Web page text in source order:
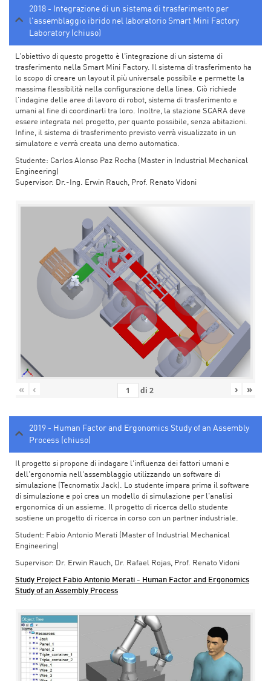
2018 - Integrazione di un sistema di trasferimento per
l'assemblaggio ibrido nel laboratorio Smart Mini Factory
Laboratory (chiuso)
L'obiettivo di questo progetto è l'integrazione di un sistema di
trasferimento nella Smart Mini Factory. Il sistema di trasferimento ha
lo scopo di creare un layout il più universale possibile e permette la
massima flessibilità nella configurazione della linea. Ciò richiede
l'indagine delle aree di lavoro di robot, sistema di trasferimento e
umani al fine di coordinarli tra loro. Inoltre, la stazione SCARA deve
essere integrata nel progetto, per quanto possibile, senza abitazioni.
Infine, il sistema di trasferimento previsto verrà visualizzato in un
simulatore e verrà creata una demo automatica.
Studente: Carlos Alonso Paz Rocha (Master in Industrial Mechanical
Engineering)
Supervisor: Dr.-Ing. Erwin Rauch, Prof. Renato Vidoni
« ‹ di 2 › »
2019 - Human Factor and Ergonomics Study of an Assembly
Process (chiuso)
Il progetto si propone di indagare l'influenza dei fattori umani e
dell'ergonomia nell'assemblaggio utilizzando un software di
simulazione (Tecnomatix Jack). Lo studente impara prima il software
di simulazione e poi crea un modello di simulazione per l'analisi
ergonomica di un assieme. Il progetto di ricerca dello studente
sostiene un progetto di ricerca in corso con un partner industriale.
Student: Fabio Antonio Merati (Master of Industrial Mechanical
Engineering)
Supervisor: Dr. Erwin Rauch, Dr. Rafael Rojas, Prof. Renato Vidoni
Study Project Fabio Antonio Merati - Human Factor and Ergonomics
Study of an Assembly Process